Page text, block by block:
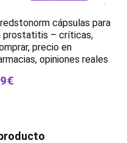
cápsulas para
prostatitis – críticas,
precio en
opiniones reales